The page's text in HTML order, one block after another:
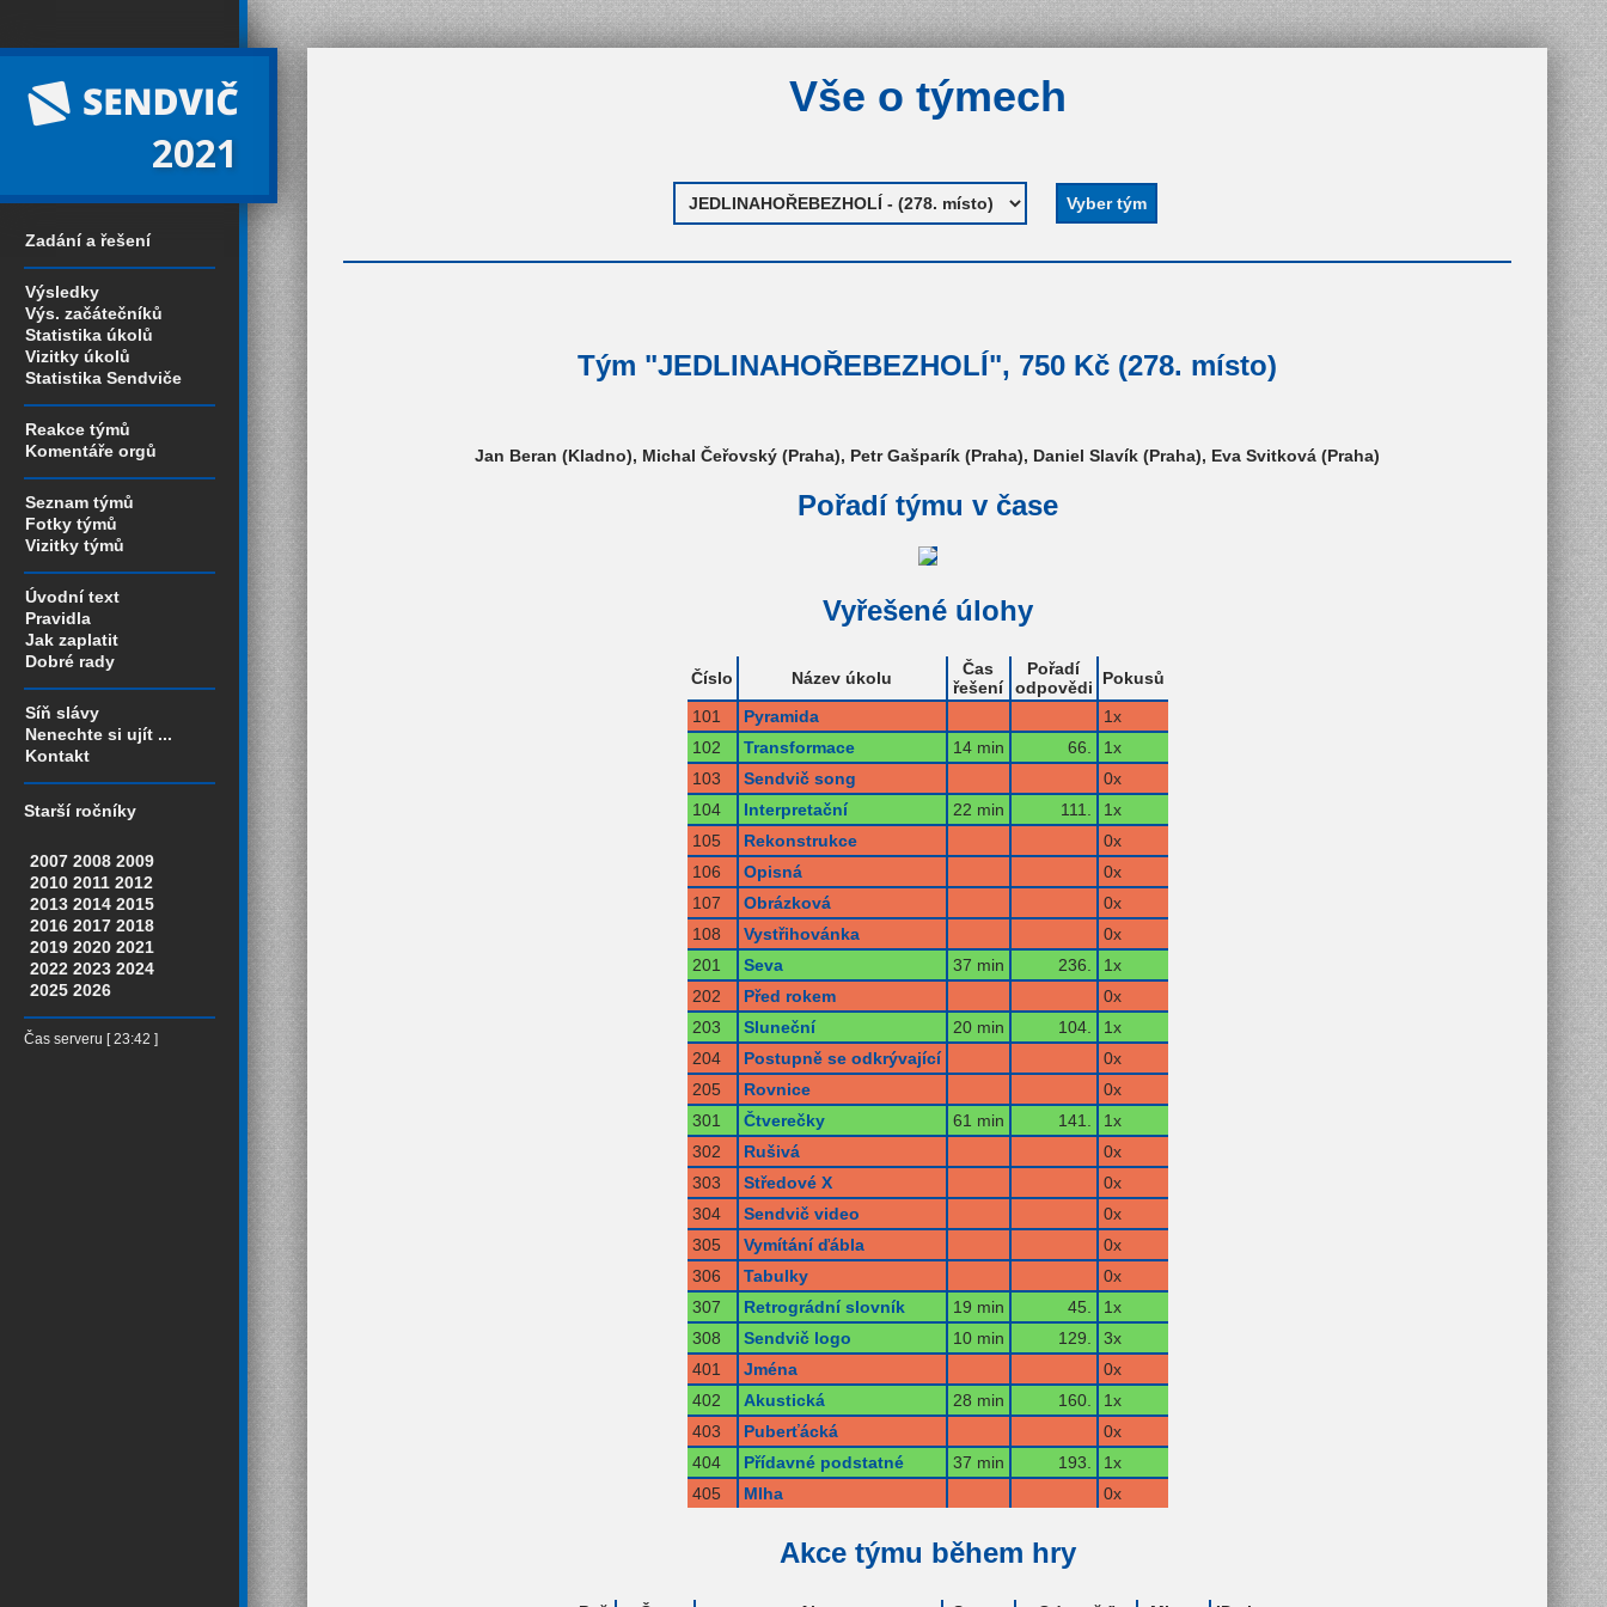
2021
Zadání a řešení
Výsledky
Výs. začátečníků
Statistika úkolů
Vizitky úkolů
Statistika Sendviče
Reakce týmů
Komentáře orgů
Seznam týmů
Fotky týmů
Vizitky týmů
Úvodní text
Pravidla
Jak zaplatit
Dobré rady
Síň slávy
Nenechte si ujít ...
Kontakt
Starší ročníky
2007 2008 2009
2010 2011 2012
2013 2014 2015
2016 2017 2018
2019 2020 2021
2022 2023 2024
2025 2026
Čas serveru [ 23:42 ]
Vše o týmech
Tým "JEDLINAHOŘEBEZHOLÍ", 750 Kč (278. místo)
Jan Beran (Kladno), Michal Čeřovský (Praha), Petr Gašparík (Praha), Daniel Slavík (Praha), Eva Svitková (Praha)
Pořadí týmu v čase
Vyřešené úlohy
Číslo Název úkolu
Čas
řešení
Pořadí
odpovědi
Pokusů
101
Pyramida
1x
102
Transformace 14 min 66.
1x
103
Sendvič song
0x
104
Interpretační 22 min 111.
1x
105
Rekonstrukce
0x
106
Opisná
0x
107
Obrázková
0x
108
Vystřihovánka
0x
201
Seva 37 min 236.
1x
202
Před rokem
0x
203
Sluneční 20 min 104.
1x
204
Postupně se odkrývající
0x
205
Rovnice
0x
301
Čtverečky 61 min 141.
1x
302
Rušivá
0x
303
Středové X
0x
304
Sendvič video
0x
305
Vymítání ďábla
0x
306
Tabulky
0x
307
Retrográdní slovník 19 min 45.
1x
308
Sendvič logo 10 min 129.
3x
401
Jména
0x
402
Akustická 28 min 160.
1x
403
Puberťácká
0x
404
Přídavné podstatné 37 min 193.
1x
405
Mlha 0x
Akce týmu během hry